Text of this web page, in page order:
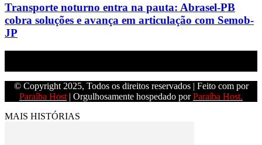
Transporte noturno entra na pauta: Abrasel-PB
cobra soluções e avança em articulação com Semob-
JP
© Copyright 2025, Todos os direitos reservados | Feito com por
Paraíba Host | Orgulhosamente hospedado porParaíba Host.
MAIS HISTÓRIAS